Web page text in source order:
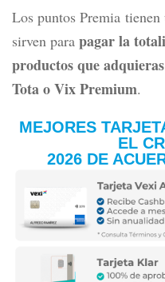
Los puntos Premia tienen
sirven para pagar la
productos que
Tota o Vix Premium.
MEJORES
EL
2026 DE